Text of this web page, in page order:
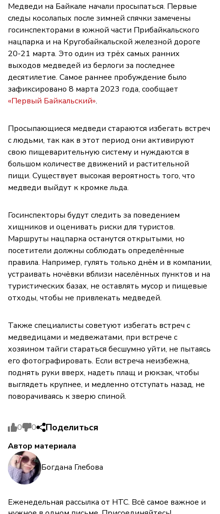
Медведи на Байкале начали просыпаться. Первые
следы косолапых после зимней спячки замечены
госинспекторами в южной части Прибайкальского
нацпарка и на Кругобайкальской железной дороге
20-21 марта. Это один из трёх самых ранних
выходов медведей из берлоги за последнее
десятилетие. Самое раннее пробуждение было
зафиксировано 8 марта 2023 года, сообщает
«Первый Байкальский».
Просыпающиеся медведи стараются избегать встреч
с людьми, так как в этот период они активируют
свою пищеварительную систему и нуждаются в
большом количестве движений и растительной
пищи. Существует высокая вероятность того, что
медведи выйдут к кромке льда.
Госинспекторы будут следить за поведением
хищников и оценивать риски для туристов.
Маршруты нацпарка останутся открытыми, но
посетители должны соблюдать определённые
правила. Например, гулять только днём и в компании,
устраивать ночёвки вблизи населённых пунктов и на
туристических базах, не оставлять мусор и пищевые
отходы, чтобы не привлекать медведей.
Также специалисты советуют избегать встреч с
медведицами и медвежатами, при встрече с
хозяином тайги стараться бесшумно уйти, не пытаясь
его фотографировать. Если встреча неизбежна,
поднять руки вверх, надеть плащ и рюкзак, чтобы
выглядеть крупнее, и медленно отступать назад, не
поворачиваясь к зверю спиной.
0 0 Поделиться
Автор материала
Богдана Глебова
Еженедельная рассылка от НТС. Всё самое важное и